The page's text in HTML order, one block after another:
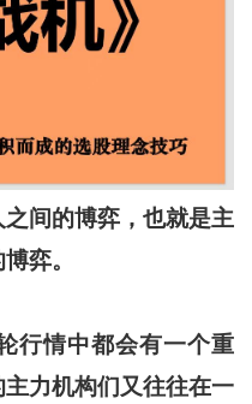
间的博弈，也就是主
弈。
行情中都会有一个重
力机构们又往往在一